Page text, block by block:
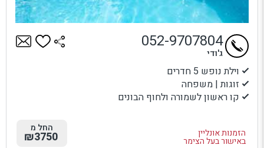
וילת נופש 5 חדרים
זוגות | משפחה
קו ראשון לשמורה ולחוף הבונים
הזמנות אונליין
באישור בעל הצימר
052-9707804
ג'ודי
החל מ
₪3750